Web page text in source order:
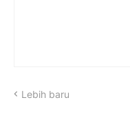
Lebih baru